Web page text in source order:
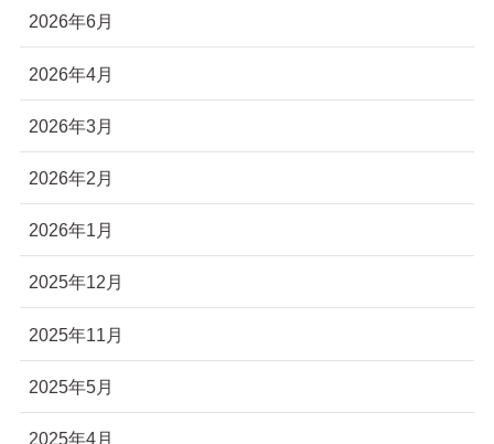
2026年6月
2026年4月
2026年3月
2026年2月
2026年1月
2025年12月
2025年11月
2025年5月
2025年4月